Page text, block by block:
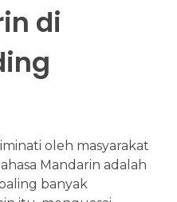
di
oleh masyarakat
Mandarin adalah
banyak